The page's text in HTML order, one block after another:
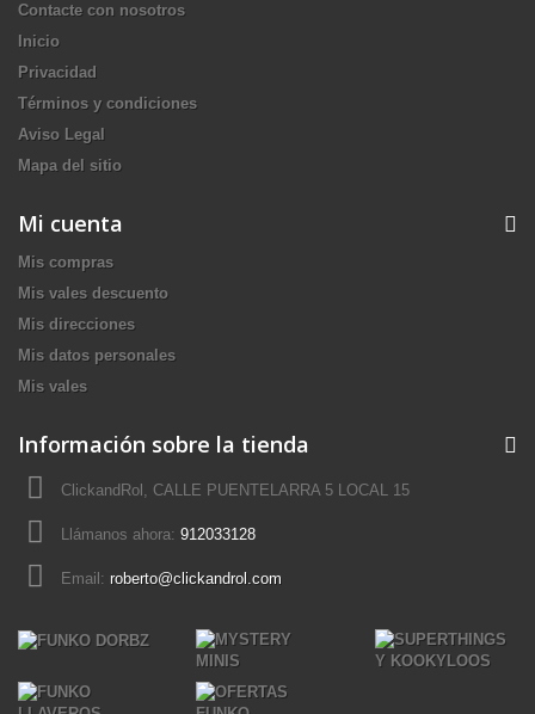
Contacte con nosotros
Inicio
Privacidad
Términos y condiciones
Aviso Legal
Mapa del sitio
Mi cuenta
Mis compras
Mis vales descuento
Mis direcciones
Mis datos personales
Mis vales
Información sobre la tienda
ClickandRol, CALLE PUENTELARRA 5 LOCAL 15
Llámanos ahora: 912033128
Email: roberto@clickandrol.com